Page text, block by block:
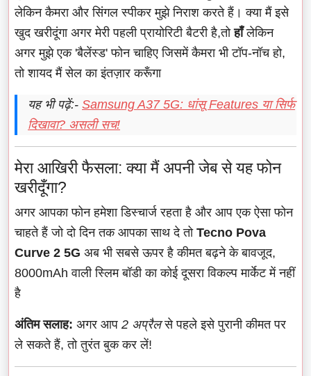
लेकिन कैमरा और सिंगल स्पीकर मुझे निराश करते हैं। क्या मैं इसे
खुद खरीदूंगा अगर मेरी पहली प्रायोरिटी बैटरी है,तोहाँलेकिन
अगर मुझे एक 'बैलेंस्ड' फोन चाहिए जिसमें कैमरा भी टॉप-नॉच हो,
तो शायद मैं सेल का इंतज़ार करूँगा
यह भी पढ़ें:- Samsung A37 5G: धांसू Features या सिर्फ
दिखावा? असली सच!
मेरा आखिरी फैसला: क्या मैं अपनी जेब से यह फोन
खरीदूँगा?
अगर आपका फोन हमेशा डिस्चार्ज रहता है और आप एक ऐसा फोन
चाहते हैं जो दो दिन तक आपका साथ दे तो Tecno Pova
Curve 2 5G अब भी सबसे ऊपर है कीमत बढ़ने के बावजूद,
8000mAh वाली स्लिम बॉडी का कोई दूसरा विकल्प मार्केट में नहीं
है
अंतिम सलाह: अगर आप 2 अप्रैलसे पहले इसे पुरानी कीमत पर
ले सकते हैं, तो तुरंत बुक कर लें!